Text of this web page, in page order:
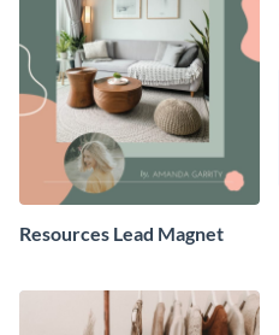
Resources Lead Magnet